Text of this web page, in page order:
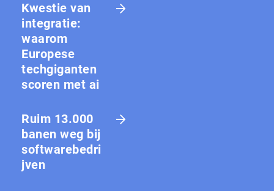
Kwestie van
integratie:
waarom
Europese
techgiganten
scoren met ai
Ruim 13.000
banen weg bij
softwarebedri
jven